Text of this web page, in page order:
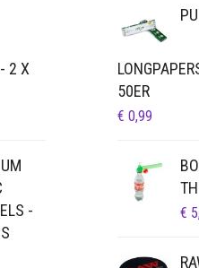
2 X
-
50ER
€ 0,99
€